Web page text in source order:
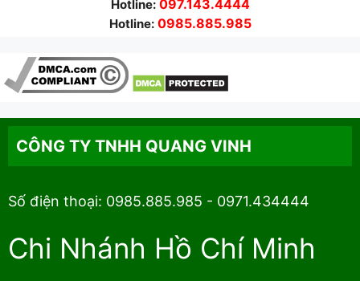
Hotline: 097.143.4444
Hotline: 0985.885.985
CÔNG TY TNHH QUANG VINH
Số điện thoại: 0985.885.985 - 0971.434444
Chi Nhánh Hồ Chí Minh